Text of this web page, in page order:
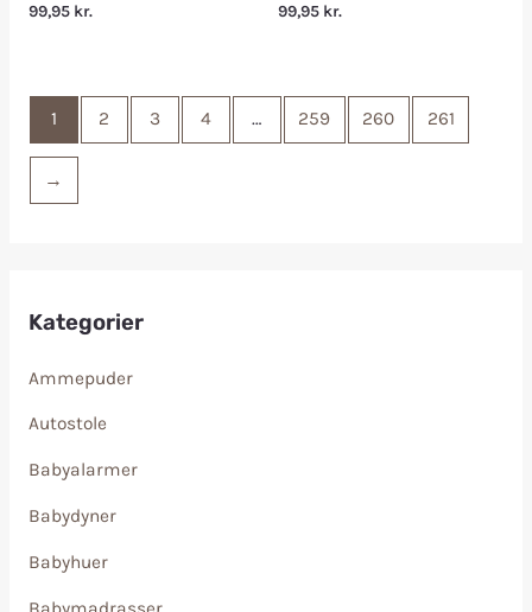
Kategorier
Ammepuder
Autostole
Babyalarmer
Babydyner
Babyhuer
99,95 kr. 99,95 kr.
1 2 3 4 … 259 260 261
→